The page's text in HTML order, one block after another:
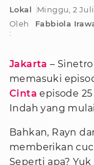
Lokal
Minggu, 2 Juli
Oleh
:
Fabbiola
Jakarta –
memasuki
Cinta episode
Indah yang
Bahkan, Rayn
memberikan
Seperti apa?